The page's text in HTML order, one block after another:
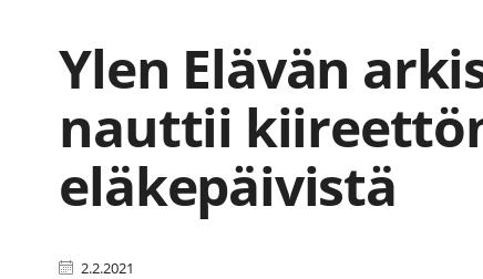
Ylen Elävän
nauttii
eläkepäivistä
2.2.2021